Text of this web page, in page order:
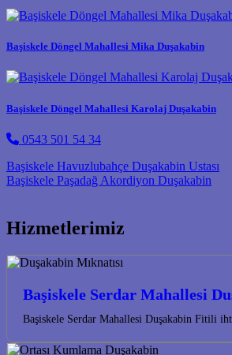
Başiskele Döngel Mahallesi Mika Duşakabin
Başiskele Döngel Mahallesi Karolaj Duşakabin
0543 501 54 34
Post navigation
Başiskele Havuzlubahçe Duşakabin Ustası
Başiskele Paşadağ Akordiyon Duşakabin
Hizmetlerimiz
Başiskele Serdar Mahallesi
Başiskele Serdar Mahallesi Duşakabin Fitili